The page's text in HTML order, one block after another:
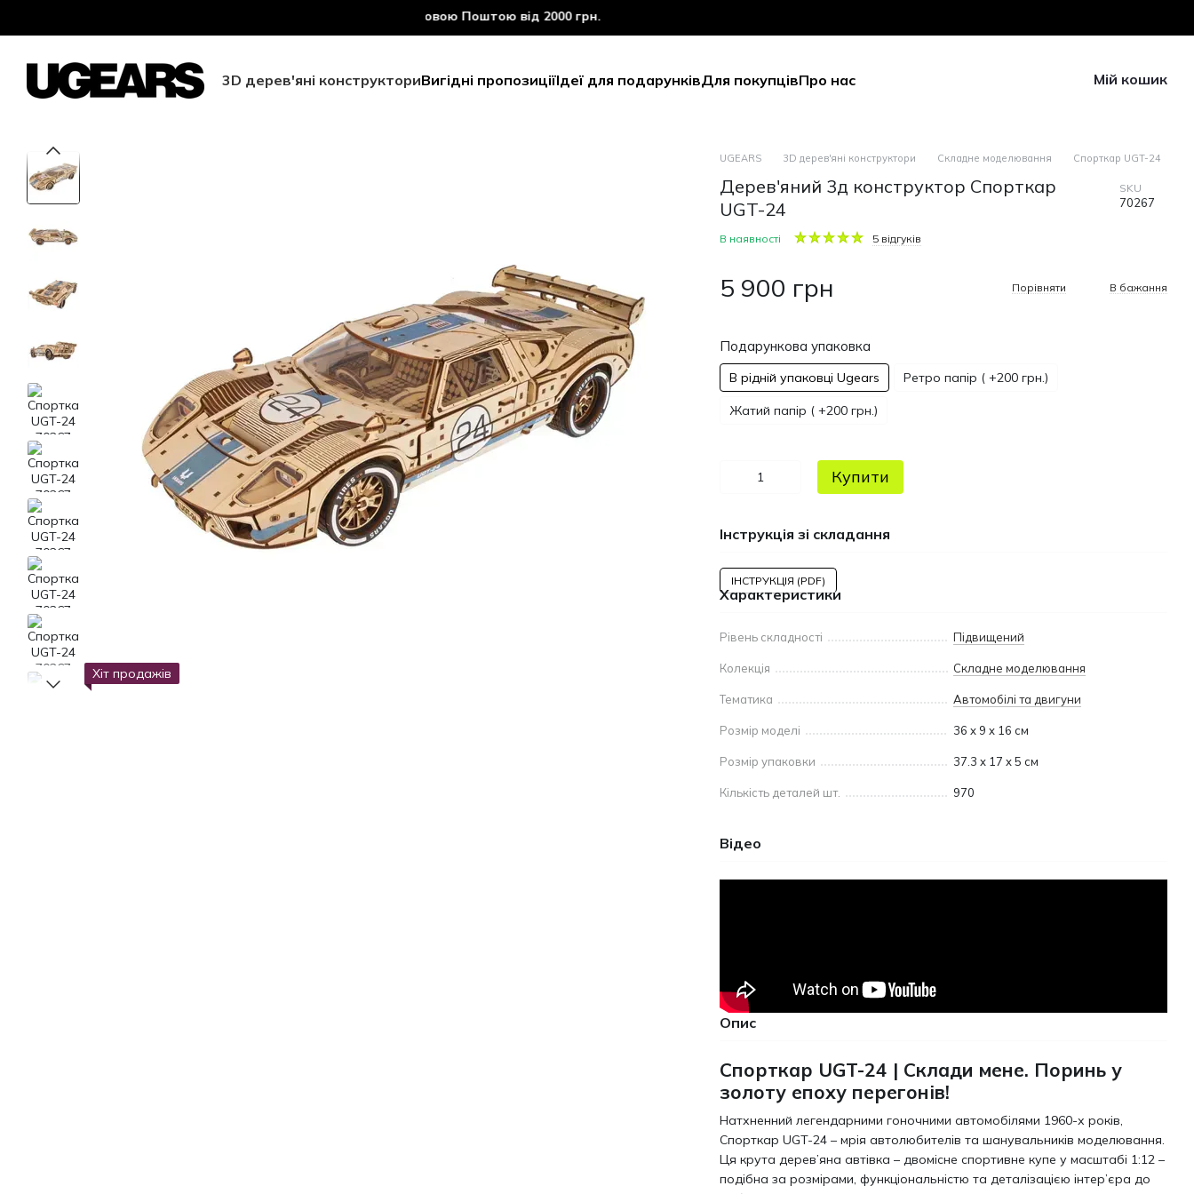
Безкоштовна доставка Новою Поштою від 2000 грн.
3D дерев'яні конструкториВигідні пропозиціїІдеї для подарунківДля покупцівПро нас Мій кошик
Хіт продажів
UGEARS 3D дерев'яні конструктори Складне моделювання Спорткар UGT-24
Дерев'яний 3д конструктор Спорткар
UGT-24
SKU
70267
В наявності 5 відгуків
5 900 грн Порівняти В бажання
Подарункова упаковка
В рідній упаковці Ugears Ретро папір ( +200 грн.)
Жатий папір ( +200 грн.)
Купити
Інструкція зі складання
ІНСТРУКЦІЯ (PDF)
Характеристики
Рівень складності Підвищений
Колекція Складне моделювання
Тематика Автомобілі та двигуни
Розмір моделі 36 x 9 x 16 см
Розмір упаковки 37.3 x 17 x 5 см
Кількість деталей шт. 970
Відео
Опис
Спорткар UGT-24 | Склади мене. Поринь у
золоту епоху перегонів!
Натхненний легендарними гоночними автомобілями 1960-х років,
Спорткар UGT-24 – мрія автолюбителів та шанувальників моделювання.
Ця крута дерев’яна автівка – двомісне спортивне купе у масштабі 1:12 –
подібна за розмірами, функціональністю та деталізацією інтер’єра до